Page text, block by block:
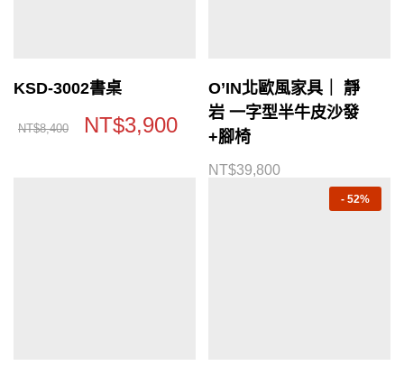
KSD-3002書桌
NT$8,400 NT$3,900
O’IN北歐風家具｜ 靜
岩 一字型半牛皮沙發
+腳椅
NT$39,800
- 52%